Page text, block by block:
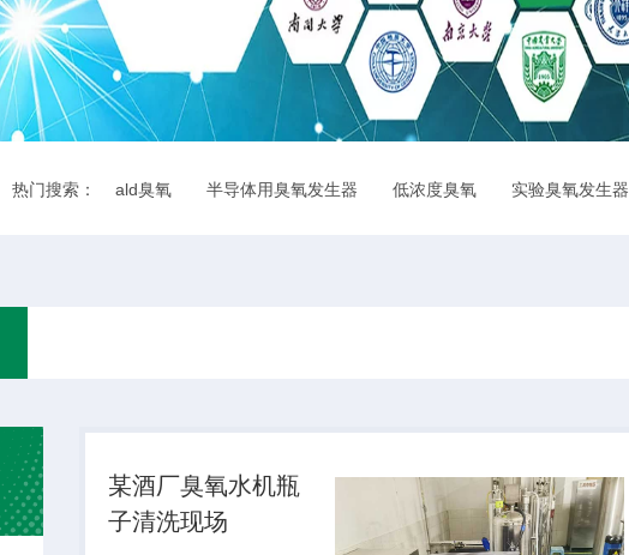
热门搜索： ald臭氧 半导体用臭氧发生器 低浓度臭氧 实验臭氧发生器
某酒厂臭氧水机瓶
子清洗现场